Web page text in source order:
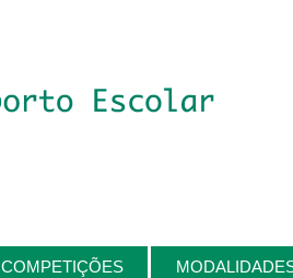
COMPETIÇÕES